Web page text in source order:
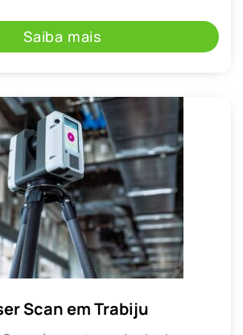
Saiba mais
Scan em Trabiju